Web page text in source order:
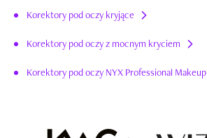
Korektory pod oczy kryjące
Korektory pod oczy z mocnym kryciem
Korektory pod oczy NYX Professional Makeup